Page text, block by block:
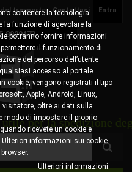
Entra
Contattaci
trasporto
la spedizione degli
contenere la tecnologia
la funzione di agevolare la
potranno fornire informazioni
il funzionamento di
del percorso dell’utente
accesso al portale
cookie, vengono registrati il tipo
Apple, Android, Linux,
visitatore, oltre ai dati sulla
modo di impostare il proprio
ricevete un cookie e
informazioni sui cookie
Ulteriori informazioni